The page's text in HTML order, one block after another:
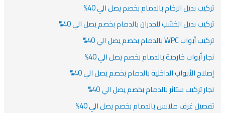
تركيب بديل الرخام بالدمام بخصم يصل الي 40%
تركيب بديل الخشب للجدران بالدمام بخصم يصل الي 40%
تركيب أبواب WPC بالدمام بخصم يصل الي 40%
نجار أبواب خارجية بالدمام بخصم يصل الي 40%
إصلاح الأبواب الداخلية بالدمام بخصم يصل الي 40%
نجار تركيب ستائر بالدمام بخصم يصل الي 40%
تفصيل غرف ملابس بالدمام بخصم يصل الي 40%